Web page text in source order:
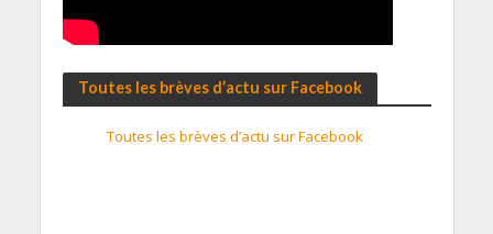
Toutes les brèves d’actu sur Facebook
Toutes les brèves d’actu sur Facebook